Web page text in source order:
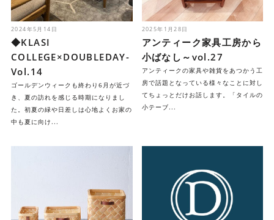
2024年5月14日
◆KLASI
COLLEGE×DOUBLEDAY-
Vol.14
ゴールデンウィークも終わり6月が近づ
き、夏の訪れを感じる時期になりまし
た。初夏の緑や日差しは心地よくお家の
中も夏に向け...
2025年1月28日
アンティーク家具工房から
小ばなし～vol.27
アンティークの家具や雑貨をあつかう工
房で話題となっている様々なことに対し
てちょっとだけお話します。「タイルの
小テーブ...